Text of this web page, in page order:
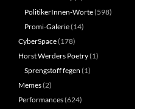
PolitikerInnen-Worte(598)
Promi-Galerie(14)
CyberSpace(178)
Horst Werders Poetry(1)
Sprengstoff fegen (1)
Memes(2)
Performances(624)